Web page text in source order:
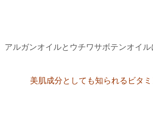
アルガンオイルとウチワサボテンオイ
美肌成分としても知られるビタ